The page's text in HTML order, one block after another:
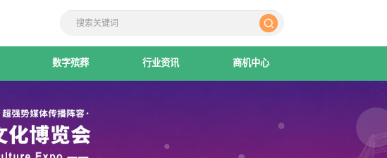
数字殡葬 行业资讯 商机中心